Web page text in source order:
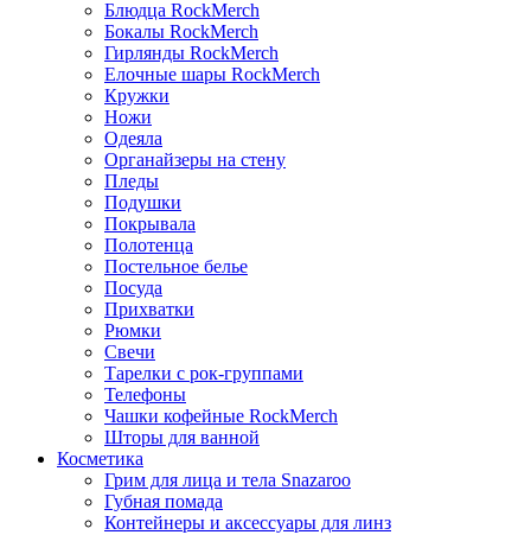
Блюдца RockMerch
Бокалы RockMerch
Гирлянды RockMerch
Елочные шары RockMerch
Кружки
Ножи
Одеяла
Органайзеры на стену
Пледы
Подушки
Покрывала
Полотенца
Постельное белье
Посуда
Прихватки
Рюмки
Свечи
Тарелки с рок-группами
Телефоны
Чашки кофейные RockMerch
Шторы для ванной
Косметика
Грим для лица и тела Snazaroo
Губная помада
Контейнеры и аксессуары для линз